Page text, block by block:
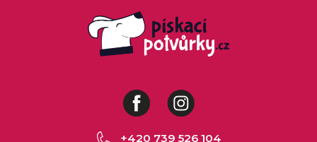
FacebookInstagram
+420 739 526 104